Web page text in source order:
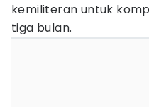
kemiliteran untuk
tiga bulan.